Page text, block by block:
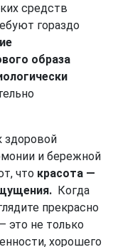
средств
гораздо
образа
здоровой
и бережной
что красота —
Когда
прекрасно
это не только
хорошего